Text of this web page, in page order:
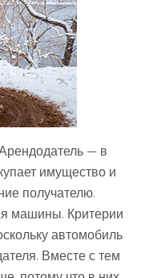
— в
имущество и
получателю.
машины. Критерии
автомобиль
Вместе с тем